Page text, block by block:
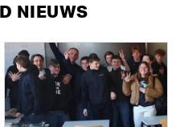
NIEUWS